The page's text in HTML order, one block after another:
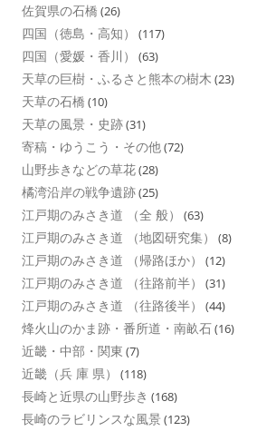
佐賀県の石橋 (26)
四国（徳島・高知） (117)
四国（愛媛・香川） (63)
天草の巨樹・ふるさと熊本の樹木 (23)
天草の石橋 (10)
天草の風景・史跡(31)
寄稿・ゆうこう・その他(72)
山野歩きなどの草花(28)
橘湾沿岸の戦争遺跡(25)
江戸期のみさき道 （全 般） (63)
江戸期のみさき道 （地図研究集） (8)
江戸期のみさき道 （帰路ほか） (12)
江戸期のみさき道 （往路前半） (31)
江戸期のみさき道 （往路後半） (44)
烽火山のかま跡・番所道・南畝石(16)
近畿・中部・関東 (7)
近畿（兵 庫 県） (118)
長崎と近県の山野歩き (168)
長崎のラビリンスな風景 (123)